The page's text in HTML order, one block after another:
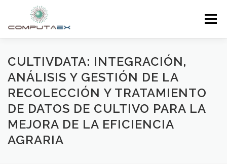
Menú
INICIO LA FUNDACIÓN EL CENTRO
SUPERCOMPUTACIÓN NOTICIAS
CULTIVDATA: INTEGRACIÓN,
ANÁLISIS Y GESTIÓN DE LA
RECOLECCIÓN Y TRATAMIENTO
DE DATOS DE CULTIVO PARA LA
MEJORA DE LA EFICIENCIA
AGRARIA